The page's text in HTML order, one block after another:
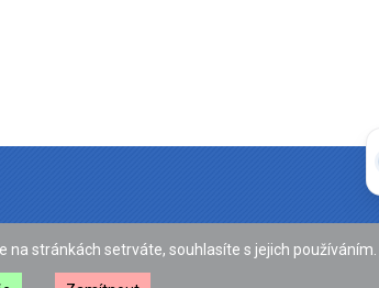
stránkách setrváte, souhlasíte s jejich používáním.